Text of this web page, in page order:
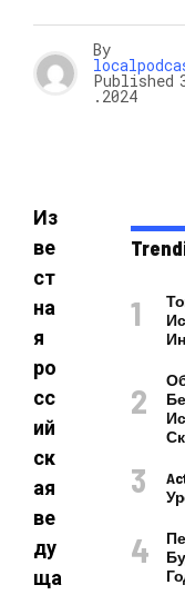
By
Published
.2024
Из
ве
ст
на
я
ро
сс
ий
ск
ая
ве
ду
ща